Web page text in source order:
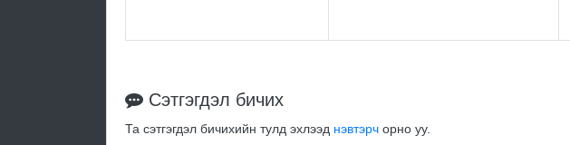
Сэтгэгдэл бичих
Та сэтгэгдэл бичихийн тулд эхлээд нэвтэрч орно уу.